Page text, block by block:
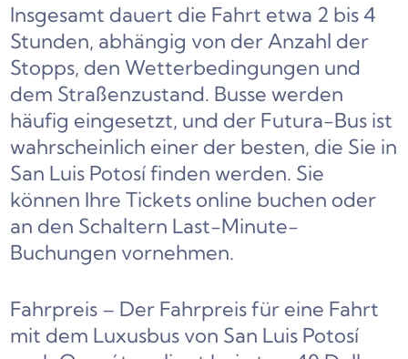
Insgesamt dauert die Fahrt etwa 2 bis 4
Stunden, abhängig von der Anzahl der
Stopps, den Wetterbedingungen und
dem Straßenzustand. Busse werden
häufig eingesetzt, und der Futura-Bus ist
wahrscheinlich einer der besten, die Sie in
San Luis Potosí finden werden. Sie
können Ihre Tickets online buchen oder
an den Schaltern Last-Minute-
Buchungen vornehmen.
Fahrpreis – Der Fahrpreis für eine Fahrt
mit dem Luxusbus von San Luis Potosí